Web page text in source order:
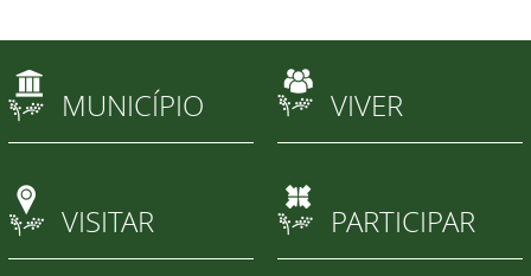
MUNICÍPIO VIVER
VISITAR PARTICIPAR